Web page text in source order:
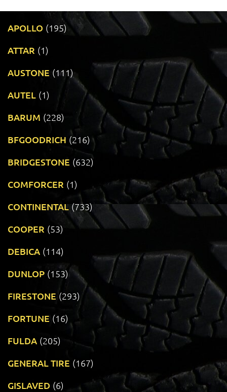
APOLLO (195)
ATTAR (1)
AUSTONE (111)
AUTEL (1)
BARUM (228)
BFGOODRICH (216)
BRIDGESTONE (632)
COMFORCER (1)
CONTINENTAL (733)
COOPER (53)
DEBICA (114)
DUNLOP (153)
FIRESTONE (293)
FORTUNE (16)
FULDA (205)
GENERAL TIRE (167)
GISLAVED (6)